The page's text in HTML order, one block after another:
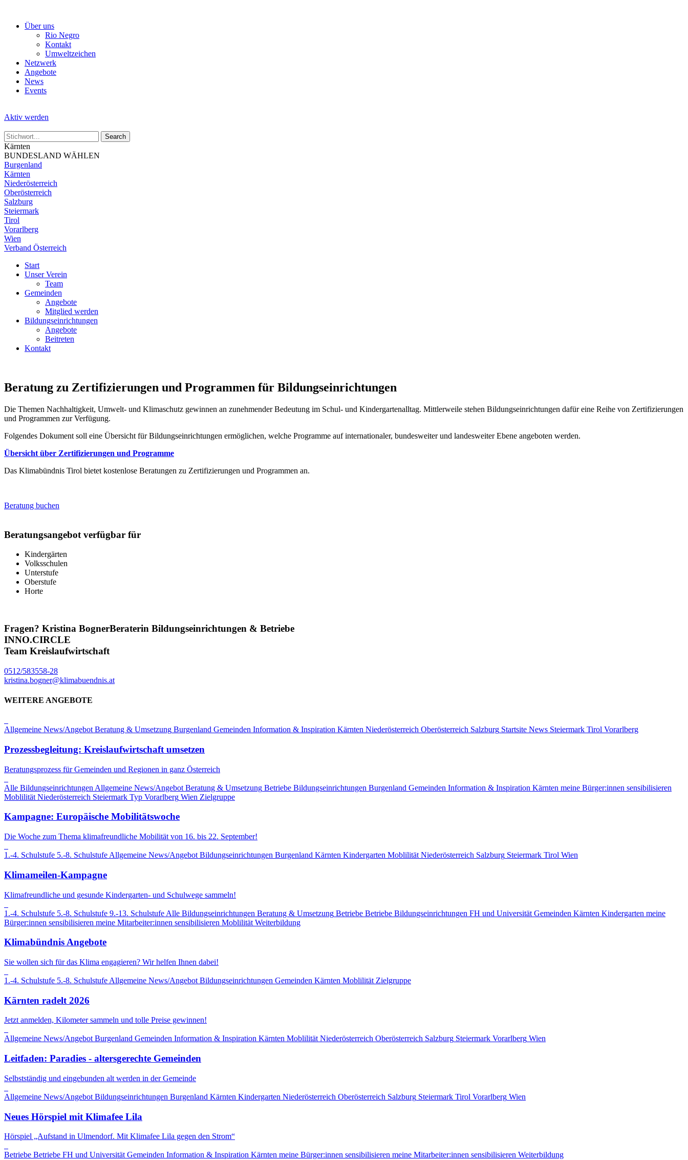
Über uns
Rio Negro
Kontakt
Umweltzeichen
Netzwerk
Angebote
News
Events
Aktiv werden
Kärnten
BUNDESLAND WÄHLEN
Burgenland
Kärnten
Niederösterreich
Oberösterreich
Salzburg
Steiermark
Tirol
Vorarlberg
Wien
Verband Österreich
Start
Unser Verein
Team
Gemeinden
Angebote
Mitglied werden
Bildungseinrichtungen
Angebote
Beitreten
Kontakt
Beratung zu Zertifizierungen und Programmen für Bildungseinrichtungen
Die Themen Nachhaltigkeit, Umwelt- und Klimaschutz gewinnen an zunehmender Bedeutung im Schul- und Kindergartenalltag. Mittlerweile stehen Bildungseinrichtungen dafür eine Reihe von Zertifizierungen
und Programmen zur Verfügung.
Folgendes Dokument soll eine Übersicht für Bildungseinrichtungen ermöglichen, welche Programme auf internationaler, bundesweiter und landesweiter Ebene angeboten werden.
Übersicht über Zertifizierungen und Programme
Das Klimabündnis Tirol bietet kostenlose Beratungen zu Zertifizierungen und Programmen an.
Beratung buchen
Beratungsangebot verfügbar für
Kindergärten
Volksschulen
Unterstufe
Oberstufe
Horte
Fragen? Kristina BognerBeraterin Bildungseinrichtungen & Betriebe
INNO.CIRCLE
Team Kreislaufwirtschaft
0512/583558-28
kristina.bogner@klimabuendnis.at
WEITERE ANGEBOTE
Allgemeine News/Angebot Beratung & Umsetzung Burgenland Gemeinden Information & Inspiration Kärnten Niederösterreich Oberösterreich Salzburg Startsite News Steiermark Tirol Vorarlberg
Prozessbegleitung: Kreislaufwirtschaft umsetzen
Beratungsprozess für Gemeinden und Regionen in ganz Österreich
Alle Bildungseinrichtungen Allgemeine News/Angebot Beratung & Umsetzung Betriebe Bildungseinrichtungen Burgenland Gemeinden Information & Inspiration Kärnten meine Bürger:innen sensibilisieren
Moblilität Niederösterreich Steiermark Typ Vorarlberg Wien Zielgruppe
Kampagne: Europäische Mobilitätswoche
Die Woche zum Thema klimafreundliche Mobilität von 16. bis 22. September!
1.-4. Schulstufe 5.-8. Schulstufe Allgemeine News/Angebot Bildungseinrichtungen Burgenland Kärnten Kindergarten Moblilität Niederösterreich Salzburg Steiermark Tirol Wien
Klimameilen-Kampagne
Klimafreundliche und gesunde Kindergarten- und Schulwege sammeln!
1.-4. Schulstufe 5.-8. Schulstufe 9.-13. Schulstufe Alle Bildungseinrichtungen Beratung & Umsetzung Betriebe Betriebe Bildungseinrichtungen FH und Universität Gemeinden Kärnten Kindergarten meine
Bürger:innen sensibilisieren meine Mitarbeiter:innen sensibilisieren Moblilität Weiterbildung
Klimabündnis Angebote
Sie wollen sich für das Klima engagieren? Wir helfen Ihnen dabei!
1.-4. Schulstufe 5.-8. Schulstufe Allgemeine News/Angebot Bildungseinrichtungen Gemeinden Kärnten Moblilität Zielgruppe
Kärnten radelt 2026
Jetzt anmelden, Kilometer sammeln und tolle Preise gewinnen!
Allgemeine News/Angebot Burgenland Gemeinden Information & Inspiration Kärnten Moblilität Niederösterreich Oberösterreich Salzburg Steiermark Vorarlberg Wien
Leitfaden: Paradies - altersgerechte Gemeinden
Selbstständig und eingebunden alt werden in der Gemeinde
Allgemeine News/Angebot Bildungseinrichtungen Burgenland Kärnten Kindergarten Niederösterreich Oberösterreich Salzburg Steiermark Tirol Vorarlberg Wien
Neues Hörspiel mit Klimafee Lila
Hörspiel „Aufstand in Ulmendorf. Mit Klimafee Lila gegen den Strom“
Betriebe Betriebe FH und Universität Gemeinden Information & Inspiration Kärnten meine Bürger:innen sensibilisieren meine Mitarbeiter:innen sensibilisieren Weiterbildung